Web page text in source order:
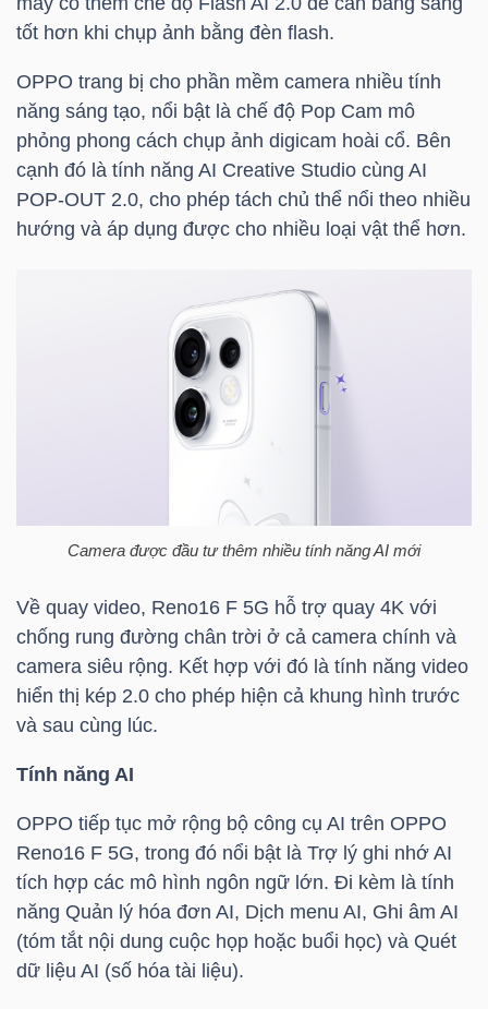
tốt hơn khi chụp ảnh bằng đèn flash.
OPPO trang bị cho phần mềm camera nhiều tính
năng sáng tạo, nổi bật là chế độ Pop Cam mô
phỏng phong cách chụp ảnh digicam hoài cổ. Bên
cạnh đó là tính năng AI Creative Studio cùng AI
POP-OUT 2.0, cho phép tách chủ thể nổi theo nhiều
hướng và áp dụng được cho nhiều loại vật thể hơn.
Camera được đầu tư thêm nhiều tính năng AI mới
Về quay video, Reno16 F 5G hỗ trợ quay 4K với
chống rung đường chân trời ở cả camera chính và
camera siêu rộng. Kết hợp với đó là tính năng video
hiển thị kép 2.0 cho phép hiện cả khung hình trước
và sau cùng lúc.
Tính năng AI
OPPO tiếp tục mở rộng bộ công cụ AI trên OPPO
Reno16 F 5G, trong đó nổi bật là Trợ lý ghi nhớ AI
tích hợp các mô hình ngôn ngữ lớn. Đi kèm là tính
năng Quản lý hóa đơn AI, Dịch menu AI, Ghi âm AI
(tóm tắt nội dung cuộc họp hoặc buổi học) và Quét
dữ liệu AI (số hóa tài liệu).
DỮ
Ngành
(-)
SECTOR
CÔNG
NGHIỆP
TIÊU
DÙNG